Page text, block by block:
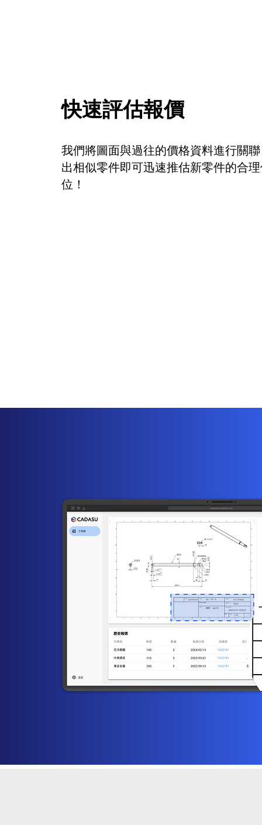
快速評估報價
我們將圖面與過往的價格資料進行關
出相似零件即可迅速推估新零件的合
位！